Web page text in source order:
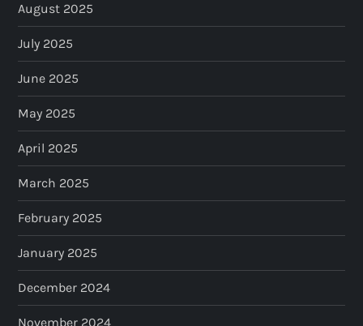
August 2025
July 2025
June 2025
May 2025
April 2025
March 2025
February 2025
January 2025
December 2024
November 2024